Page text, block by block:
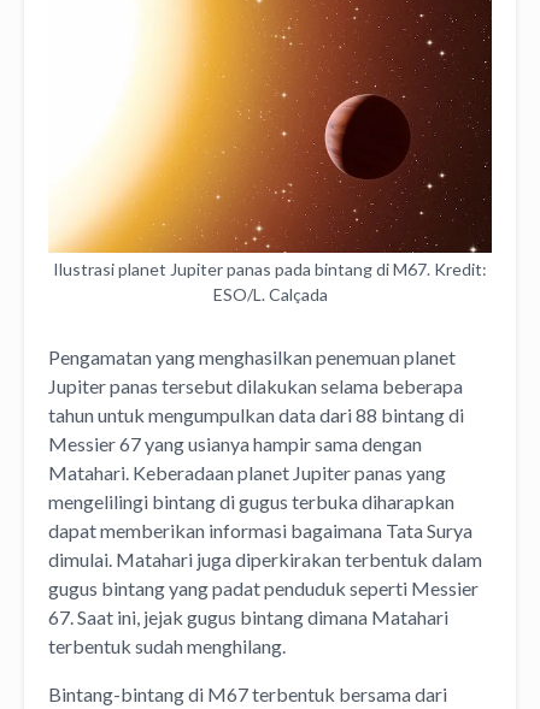
Ilustrasi planet Jupiter panas pada bintang di M67. Kredit:
ESO/L. Calçada
Pengamatan yang menghasilkan penemuan planet
Jupiter panas tersebut dilakukan selama beberapa
tahun untuk mengumpulkan data dari 88 bintang di
Messier 67 yang usianya hampir sama dengan
Matahari. Keberadaan planet Jupiter panas yang
mengelilingi bintang di gugus terbuka diharapkan
dapat memberikan informasi bagaimana Tata Surya
dimulai. Matahari juga diperkirakan terbentuk dalam
gugus bintang yang padat penduduk seperti Messier
67. Saat ini, jejak gugus bintang dimana Matahari
terbentuk sudah menghilang.
Bintang-bintang di M67 terbentuk bersama dari